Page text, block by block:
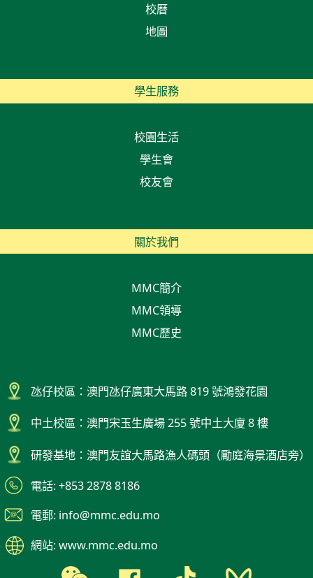
校曆
地圖
學生服務
校園生活
學生會
校友會
關於我們
MMC簡介
MMC領導
MMC歷史
氹仔校區：澳門氹仔廣東大馬路 819 號鴻發花園
中土校區：澳門宋玉生廣場 255 號中土大廈 8 樓
研發基地：澳門友誼大馬路漁人碼頭（勵庭海景酒店旁）
電話: +853 2878 8186
電郵: info@mmc.edu.mo
網站: www.mmc.edu.mo